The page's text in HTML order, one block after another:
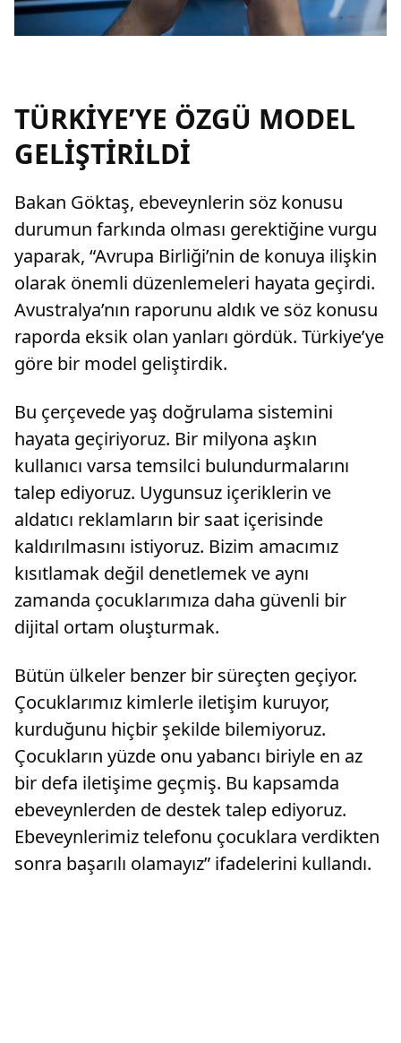
TÜRKİYE’YE ÖZGÜ MODEL
GELİŞTİRİLDİ
Bakan Göktaş, ebeveynlerin söz konusu
durumun farkında olması gerektiğine vurgu
yaparak, “Avrupa Birliği’nin de konuya ilişkin
olarak önemli düzenlemeleri hayata geçirdi.
Avustralya’nın raporunu aldık ve söz konusu
raporda eksik olan yanları gördük. Türkiye’ye
göre bir model geliştirdik.
Bu çerçevede yaş doğrulama sistemini
hayata geçiriyoruz. Bir milyona aşkın
kullanıcı varsa temsilci bulundurmalarını
talep ediyoruz. Uygunsuz içeriklerin ve
aldatıcı reklamların bir saat içerisinde
kaldırılmasını istiyoruz. Bizim amacımız
kısıtlamak değil denetlemek ve aynı
zamanda çocuklarımıza daha güvenli bir
dijital ortam oluşturmak.
Bütün ülkeler benzer bir süreçten geçiyor.
Çocuklarımız kimlerle iletişim kuruyor,
kurduğunu hiçbir şekilde bilemiyoruz.
Çocukların yüzde onu yabancı biriyle en az
bir defa iletişime geçmiş. Bu kapsamda
ebeveynlerden de destek talep ediyoruz.
Ebeveynlerimiz telefonu çocuklara verdikten
sonra başarılı olamayız” ifadelerini kullandı.